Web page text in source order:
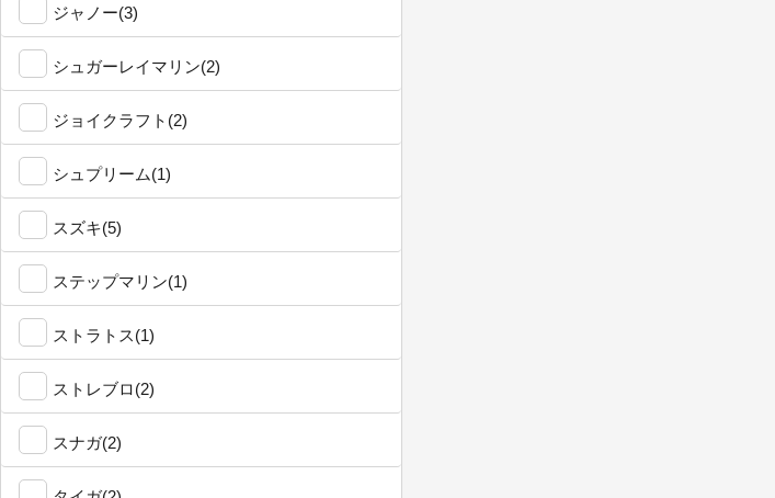
ジャノー(3)
シュガーレイマリン(2)
ジョイクラフト(2)
シュプリーム(1)
スズキ(5)
ステップマリン(1)
ストラトス(1)
ストレブロ(2)
スナガ(2)